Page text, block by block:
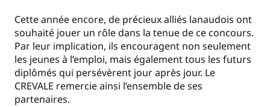
Cette année encore, de précieux alliés lanaudois ont
souhaité jouer un rôle dans la tenue de ce concours.
Par leur implication, ils encouragent non seulement
les jeunes à l’emploi, mais également tous les futurs
diplômés qui persévèrent jour après jour. Le
CREVALE remercie ainsi l’ensemble de ses
partenaires.